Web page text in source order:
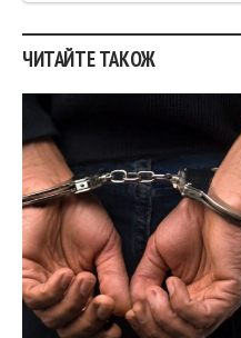
ЧИТАЙТЕ ТАКОЖ